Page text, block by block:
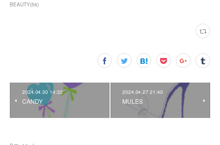
BEAUTY(56)
2024.04.30 14:32
CANDY
2024.04.27 21:40
MULES